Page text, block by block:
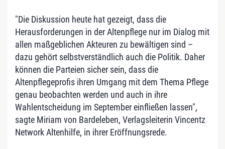
"Die Diskussion heute hat gezeigt, dass die
Herausforderungen in der Altenpflege nur im Dialog mit
allen maßgeblichen Akteuren zu bewältigen sind –
dazu gehört selbstverständlich auch die Politik. Daher
können die Parteien sicher sein, dass die
Altenpflegeprofis ihren Umgang mit dem Thema Pflege
genau beobachten werden und auch in ihre
Wahlentscheidung im September einfließen lassen",
sagte Miriam von Bardeleben, Verlagsleiterin Vincentz
Network Altenhilfe, in ihrer Eröffnungsrede.